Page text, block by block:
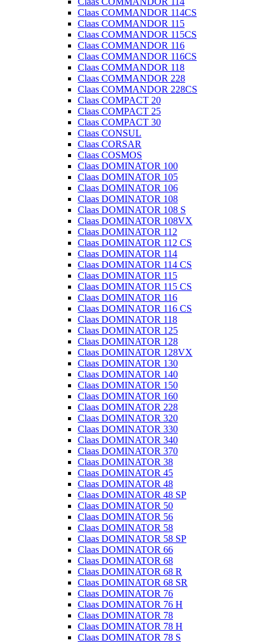
Claas COMMANDOR 114CS
Claas COMMANDOR 115
Claas COMMANDOR 115CS
Claas COMMANDOR 116
Claas COMMANDOR 116CS
Claas COMMANDOR 118
Claas COMMANDOR 228
Claas COMMANDOR 228CS
Claas COMPACT 20
Claas COMPACT 25
Claas COMPACT 30
Claas CONSUL
Claas CORSAR
Claas COSMOS
Claas DOMINATOR 100
Claas DOMINATOR 105
Claas DOMINATOR 106
Claas DOMINATOR 108
Claas DOMINATOR 108 S
Claas DOMINATOR 108VX
Claas DOMINATOR 112
Claas DOMINATOR 112 CS
Claas DOMINATOR 114
Claas DOMINATOR 114 CS
Claas DOMINATOR 115
Claas DOMINATOR 115 CS
Claas DOMINATOR 116
Claas DOMINATOR 116 CS
Claas DOMINATOR 118
Claas DOMINATOR 125
Claas DOMINATOR 128
Claas DOMINATOR 128VX
Claas DOMINATOR 130
Claas DOMINATOR 140
Claas DOMINATOR 150
Claas DOMINATOR 160
Claas DOMINATOR 228
Claas DOMINATOR 320
Claas DOMINATOR 330
Claas DOMINATOR 340
Claas DOMINATOR 370
Claas DOMINATOR 38
Claas DOMINATOR 45
Claas DOMINATOR 48
Claas DOMINATOR 48 SP
Claas DOMINATOR 50
Claas DOMINATOR 56
Claas DOMINATOR 58
Claas DOMINATOR 58 SP
Claas DOMINATOR 66
Claas DOMINATOR 68
Claas DOMINATOR 68 R
Claas DOMINATOR 68 SR
Claas DOMINATOR 76
Claas DOMINATOR 76 H
Claas DOMINATOR 78
Claas DOMINATOR 78 H
Claas DOMINATOR 78 S